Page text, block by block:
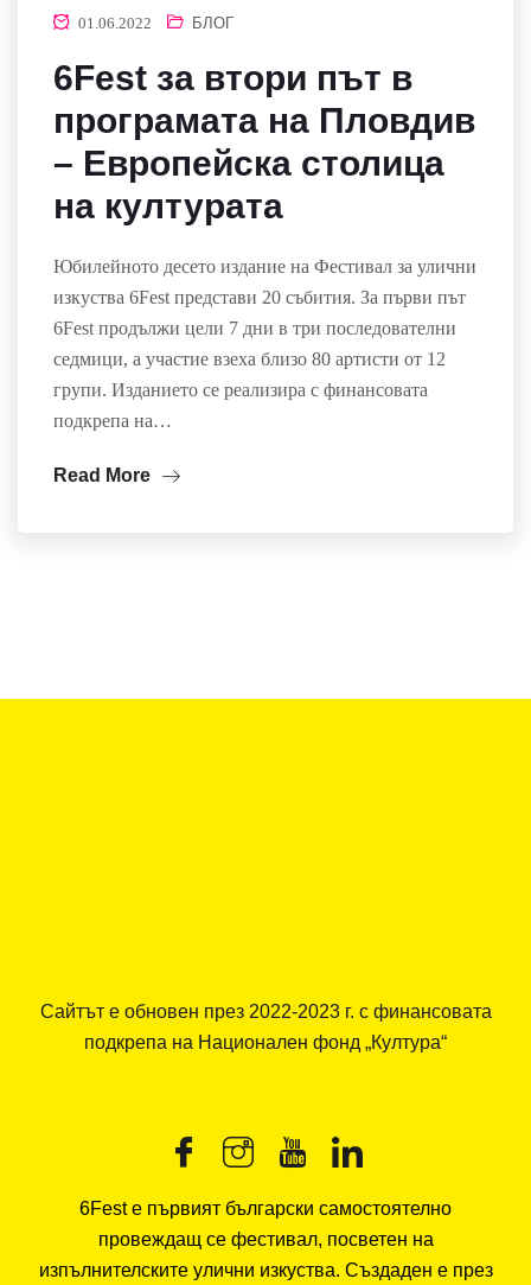
01.06.2022 БЛОГ
6Fest за втори път в
програмата на Пловдив
– Европейска столица
на културата
Юбилейното десето издание на Фестивал за улични
изкуства 6Fest представи 20 събития. За първи път
6Fest продължи цели 7 дни в три последователни
седмици, а участие взеха близо 80 артисти от 12
групи. Изданието се реализира с финансовата
подкрепа на…
Read More
Сайтът е обновен през 2022-2023 г. с финансовата
подкрепа на Национален фонд „Култура“
6Fest е първият български самостоятелно
провеждащ се фестивал, посветен на
изпълнителските улични изкуства. Създаден е през